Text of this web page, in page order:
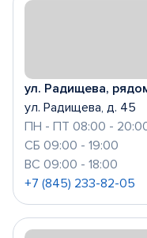
ул. Радищева,
ул. Радищева, д. 45
ПН - ПТ 08:00 -
СБ 09:00 - 19:00
ВС 09:00 - 18:00
+7 (845) 233-82-05